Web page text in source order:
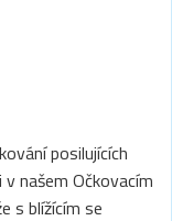
posilujících
našem Očkovacím
s blížícím se